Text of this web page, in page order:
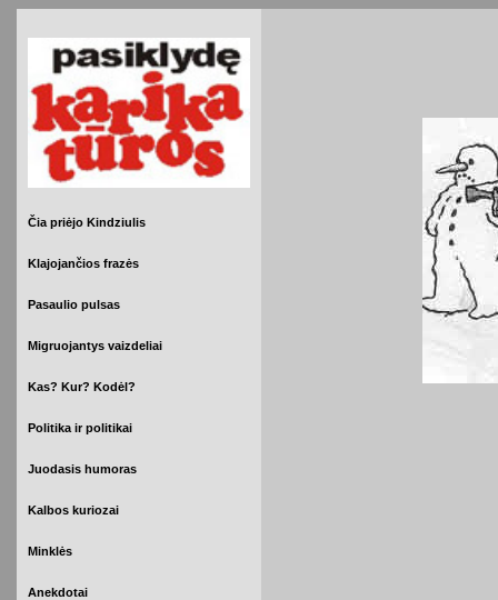
Čia priėjo Kindziulis
Klajojančios frazės
Pasaulio pulsas
Migruojantys vaizdeliai
Kas? Kur? Kodėl?
Politika ir politikai
Juodasis humoras
Kalbos kuriozai
Minklės
Anekdotai